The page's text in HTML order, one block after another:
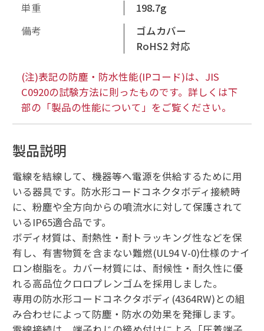
単重
198.7g
備考
ゴムカバー
RoHS2 対応
(注)表記の防塵・防水性能(IPコード)は、JIS
C0920の試験方法に則ったものです。詳しくは下
部の「製品の性能について」をご覧ください。
製品説明
電線を結線して、機器等へ電源を供給するために用
いる器具です。防水形コードコネクタボディ接続時
に、粉塵や全方向からの噴流水に対して保護されて
いるIP65適合品です。
ボディ材質は、耐熱性・耐トラッキング性などを保
有し、有害物質を含まない難燃(UL94 V-0)仕様のナイ
ロン樹脂を。カバー材質には、耐候性・耐久性に優
れる高品位クロロプレンゴムを採用しました。
専用の防水形コードコネクタボディ(4364RW)との組
み合わせによって防塵・防水の効果を発揮します。